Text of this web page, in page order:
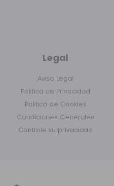
Legal
Aviso Legal
Política de Privacidad
Política de Cookies
Condiciones Generales
Controle su privacidad